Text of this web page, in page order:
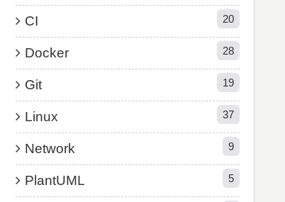
CI 20
Docker 28
Git 19
Linux 37
Network 9
PlantUML 5